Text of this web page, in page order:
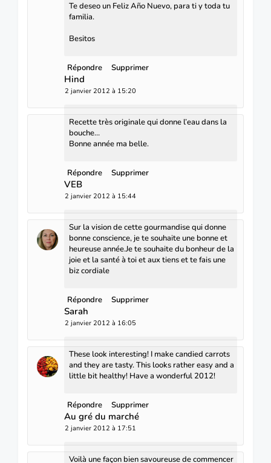
Te deseo un Feliz Año Nuevo, para ti y toda tu
familia.
Besitos
Répondre Supprimer
Hind
2 janvier 2012 à 15:20
Recette très originale qui donne l’eau dans la
bouche…
Bonne année ma belle.
Répondre Supprimer
VEB
2 janvier 2012 à 15:44
Sur la vision de cette gourmandise qui donne
bonne conscience, je te souhaite une bonne et
heureuse année.Je te souhaite du bonheur de la
joie et la santé à toi et aux tiens et te fais une
biz cordiale
Répondre Supprimer
Sarah
2 janvier 2012 à 16:05
These look interesting! I make candied carrots
and they are tasty. This looks rather easy and a
little bit healthy! Have a wonderful 2012!
Répondre Supprimer
Au gré du marché
2 janvier 2012 à 17:51
Voilà une façon bien savoureuse de commencer